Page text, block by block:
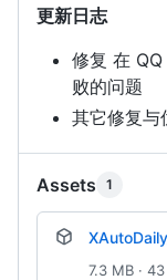
更新日志
修复 在
败的问题
其它修复与
Assets 1
7.3 MB ·